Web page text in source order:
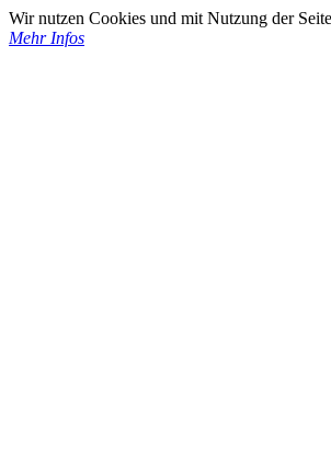
Wir nutzen Cookies und mit Nutzung der
Mehr Infos